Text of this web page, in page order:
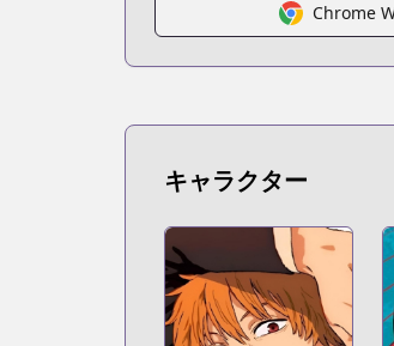
Chrome
キャラクター